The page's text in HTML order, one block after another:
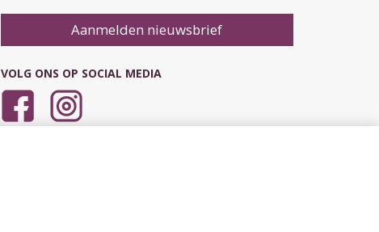
Aanmelden nieuwsbrief
VOLG ONS OP SOCIAL MEDIA